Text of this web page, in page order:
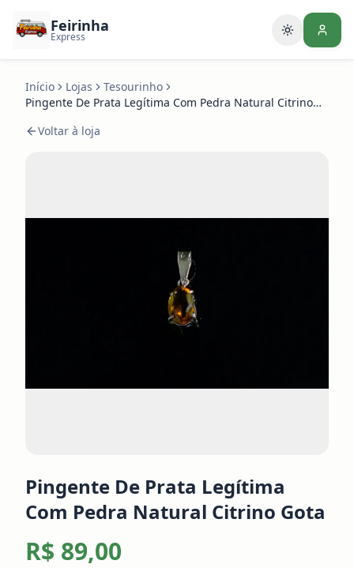
Feirinha
Express Alternar
Início Lojas
Tesourinho
Pingente De Prata Legítima Com Pedra Natural Citrino
Voltar à loja
Pingente De Prata Legítima
Com Pedra Natural Citrino Gota
R$ 89,00